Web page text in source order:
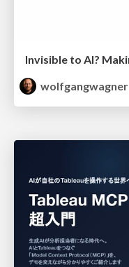
wolfgangwagner